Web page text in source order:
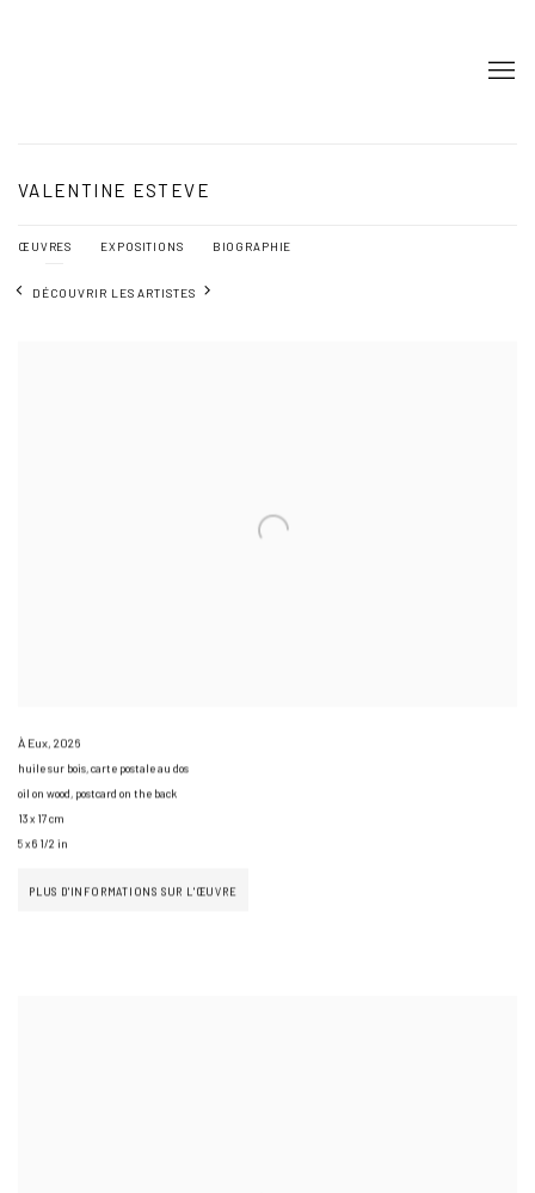
VALENTINE ESTEVE
ŒUVRES EXPOSITIONS BIOGRAPHIE
DÉCOUVRIR LES ARTISTES
À Eux, 2026
huile sur bois, carte postale au dos
oil on wood, postcard on the back
13 x 17 cm
5 x 6 1/2 in
PLUS D'INFORMATIONS SUR L'ŒUVRE